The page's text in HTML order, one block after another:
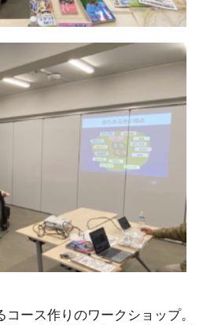
ース作りのワークショップ。